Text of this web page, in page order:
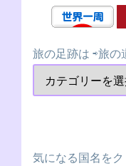
旅の足跡は ⇨旅の
気になる国名をク